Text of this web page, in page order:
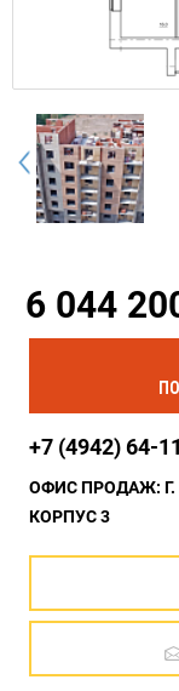
6 044
+7 (4942) 64-
ОФИС ПРОДАЖ: Г.
КОРПУС 3